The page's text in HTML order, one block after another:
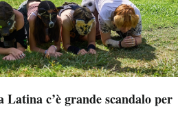
Latina c’è grande scandalo per